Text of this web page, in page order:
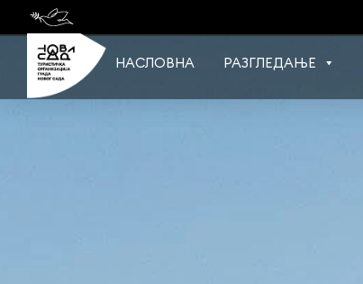
content
НАСЛОВНА РАЗГЛЕДАЊЕ